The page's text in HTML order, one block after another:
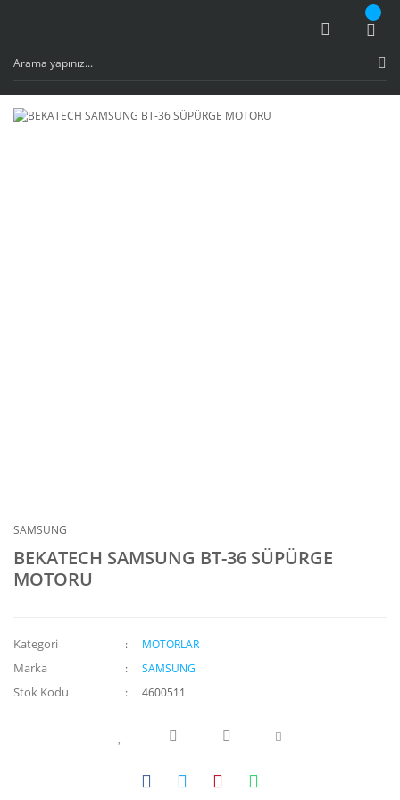
SAMSUNG
BEKATECH SAMSUNG BT-36 SÜPÜRGE
MOTORU
Kategori MOTORLAR
Marka SAMSUNG
Stok Kodu 4600511